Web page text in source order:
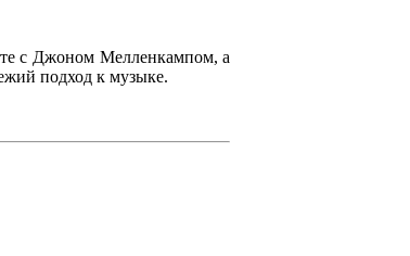
с Джоном Мелленкампом, а
подход к музыке.